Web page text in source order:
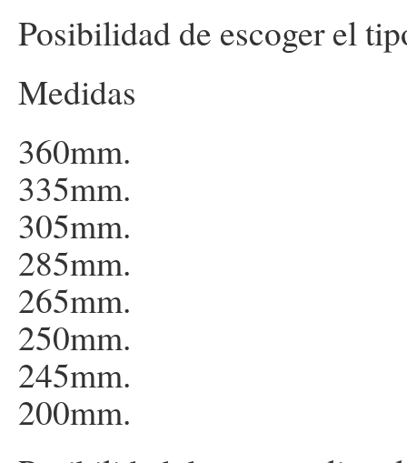
Posibilidad de escoger el
Medidas
360mm.
335mm.
305mm.
285mm.
265mm.
250mm.
245mm.
200mm.